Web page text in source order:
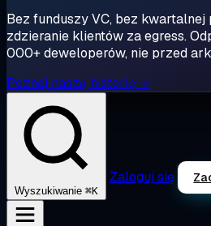
Bez funduszy VC, bez kwartalnej
zdzieranie klientów za egress.
000+ deweloperów, nie przed
Poznaj naszą historię →
Wyszukiwanie ⌘K
Zaloguj się